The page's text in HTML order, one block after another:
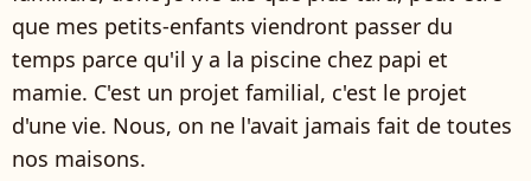
que mes petits-enfants viendront passer du
temps parce qu'il y a la piscine chez papi et
mamie. C'est un projet familial, c'est le projet
d'une vie. Nous, on ne l'avait jamais fait de toutes
nos maisons.